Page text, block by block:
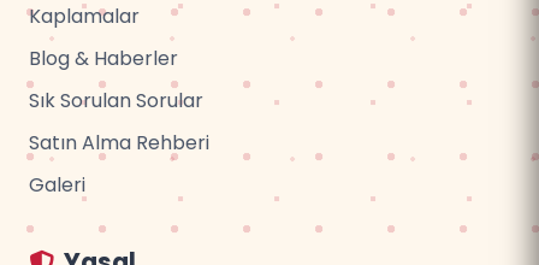
Kaplamalar
Blog & Haberler
Sık Sorulan Sorular
Satın Alma Rehberi
Galeri